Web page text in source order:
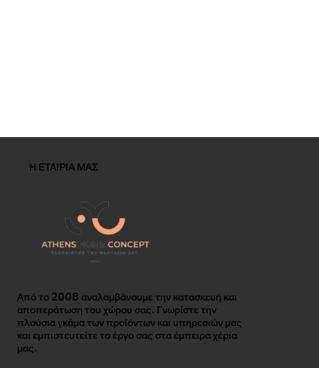
Η ΕΤΑΙΡΙΑ ΜΑΣ
Από το 2008 αναλαμβάνουμε την κατασκευή και
αποπεράτωση του χώρου σας. Γνωρίστε την
πλούσια γκάμα των προϊόντων και υπηρεσιών μας
και εμπιστευτείτε το έργο σας στα έμπειρα χέρια
μας.